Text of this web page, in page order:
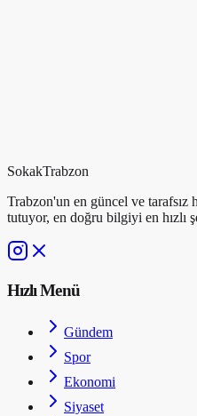
SokakTrabzon
Trabzon'un en güncel ve tarafsız
tutuyor, en doğru bilgiyi en hızlı
Hızlı Menü
Gündem
Spor
Ekonomi
Siyaset